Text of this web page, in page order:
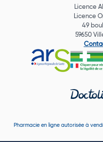
Licence
Licence
49
59650
Pharmacie en ligne autorisée à